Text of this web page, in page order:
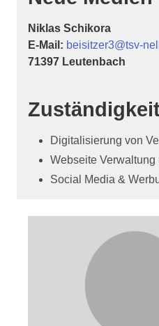
Niklas Schikora
E-Mail: beisitzer3@tsv-
71397 Leutenbach
Digitalisierung von
Webseite Verwaltung
Social Media &